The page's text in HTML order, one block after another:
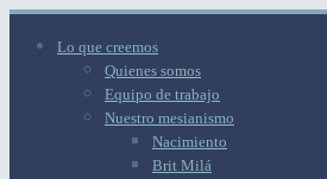
Lo que creemos
Quienes somos
Equipo de trabajo
Nuestro mesianismo
Nacimiento
Brit Milá